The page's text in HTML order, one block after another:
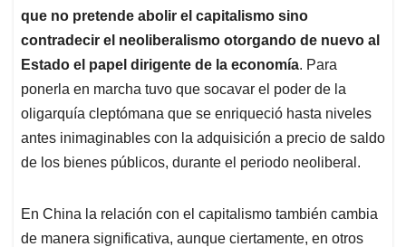
que no pretende abolir el capitalismo sino
contradecir el neoliberalismo otorgando de nuevo al
Estado el papel dirigente de la economía. Para
ponerla en marcha tuvo que socavar el poder de la
oligarquía cleptómana que se enriqueció hasta niveles
antes inimaginables con la adquisición a precio de saldo
de los bienes públicos, durante el periodo neoliberal.
En China la relación con el capitalismo también cambia
de manera significativa, aunque ciertamente, en otros